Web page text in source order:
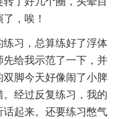
，唉！
习，总算练好了浮体
给我示范了一下，并
脚今天好像闹了小脾
经过反复练习，我的
起来。还要练习憋气